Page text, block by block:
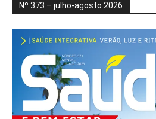
Nº 373 – julho-agosto 2026